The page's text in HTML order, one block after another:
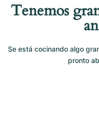
Tenemos
Se está cocinando algo
pronto